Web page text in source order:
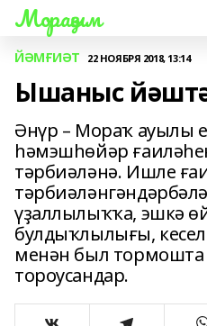
Мораҙым
ЙӘМҒИӘТ 22 НОЯБРЯ 2018, 13:14
Ышаныс
Әнүр – Мораҡ ауылы
һәмэшһөйәр
тәрбиәләнә. Ишле
үҙаллылыҡҡа, эшкә
булдыҡлылығы,
менән был
тороусандар.